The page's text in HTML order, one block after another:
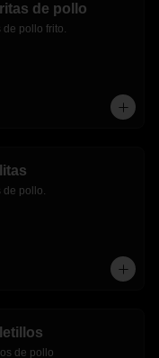
de pollo
de pollo frito.
de pollo.
de pollo